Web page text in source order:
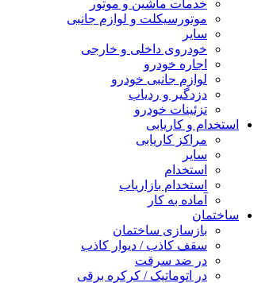
خدمات ماشین و موتور
موتورسیکلت و لوازم جانبی
سایر
خودروی داخلی و خارجی
اجاره خودرو
لوازم جانبی خودرو
دزدگیر و ردیاب
تزئینات خودرو
استخدام و کاریابی
مراکز کاریابی
سایر
استخدام
استخدام بازاریاب
آماده به کار
ساختمان
بازسازی ساختمان
سقف کاذب / دیوار کاذب
در ضد سرقت
در اتوماتیک / کرکره برقی